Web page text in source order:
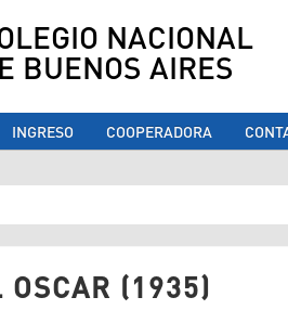
NACIONAL
BUENOS AIRES
INGRESO COOPERADORA
usted aquí
(1935)